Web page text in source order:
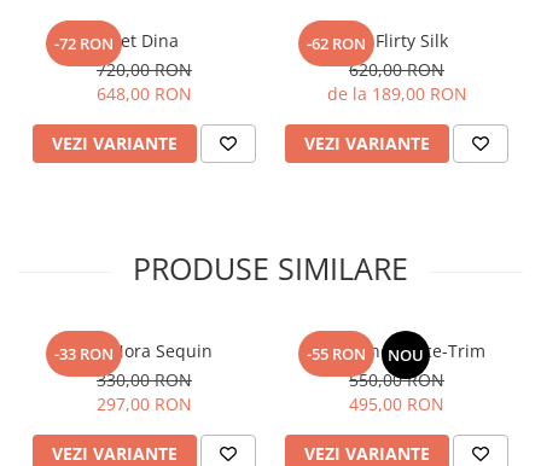
-72 RONSet Dina
720,00 RON
648,00 RON
VEZI VARIANTE
-62 RONSet Flirty Silk
620,00 RON
de la 189,00 RON
VEZI VARIANTE
PRODUSE SIMILARE
-33 RONTop Nora Sequin
330,00 RON
297,00 RON
VEZI VARIANTE
-55 RON NOU
Fusta Linen Lace-Trim
550,00 RON
495,00 RON
VEZI VARIANTE